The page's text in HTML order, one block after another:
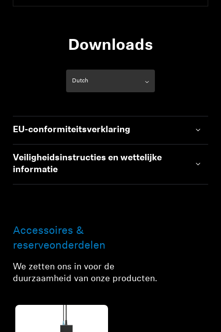
Downloads
EU-conformiteitsverklaring
Veiligheidsinstructies en wettelijke
informatie
Accessoires &
reserveonderdelen
We zetten ons in voor de
duurzaamheid van onze producten.